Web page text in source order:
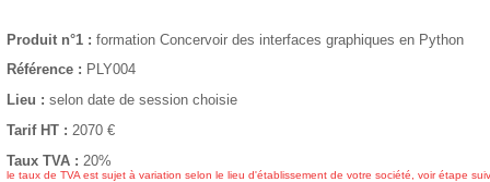
Produit n°1
formation Concervoir des interfaces graphiques en Python
Référence
PLY004
Lieu
selon date de session choisie
Tarif HT
2070 €
Taux TVA
20%
le taux de TVA est sujet à variation selon le lieu d'établissement de votre société, voir étape